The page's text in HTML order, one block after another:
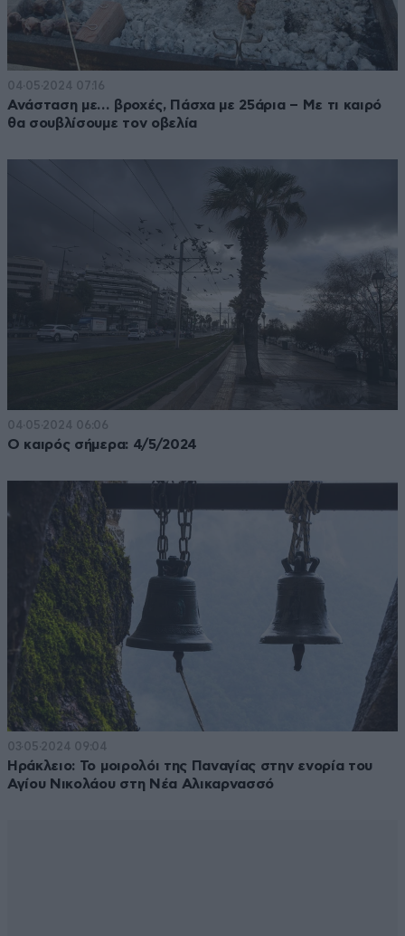
04·05·2024 07:16
Ανάσταση με… βροχές, Πάσχα με 25άρια – Με τι καιρό
θα σουβλίσουμε τον οβελία
04·05·2024 06:06
Ο καιρός σήμερα: 4/5/2024
03·05·2024 09:04
Ηράκλειο: Το μοιρολόι της Παναγίας στην ενορία του
Αγίου Νικολάου στη Νέα Αλικαρνασσό